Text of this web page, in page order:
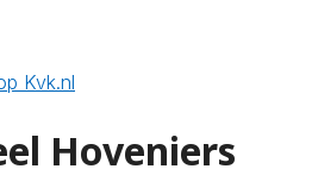
Kvk.nl
Hoveniers